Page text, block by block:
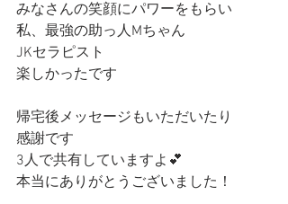
みなさんの笑顔にパワーをもらい
私、最強の助っ人Mちゃん
JKセラピスト
楽しかったです
帰宅後メッセージもいただいたり
感謝です
3人で共有していますよ💕
本当にありがとうございました！